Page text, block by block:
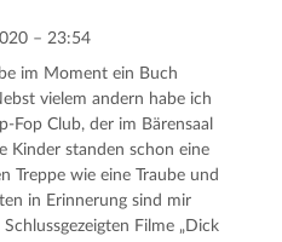
– 23:54
im Moment ein Buch
vielem andern habe ich
Fop Club, der im Bärensaal
Kinder standen schon eine
Treppe wie eine Traube und
in Erinnerung sind mir
Filme „Dick